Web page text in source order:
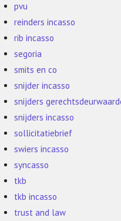
pvu
reinders incasso
rib incasso
segoria
smits en co
snijder incasso
snijders
snijders incasso
sollicitatiebrief
swiers incasso
syncasso
tkb
tkb incasso
trust and law